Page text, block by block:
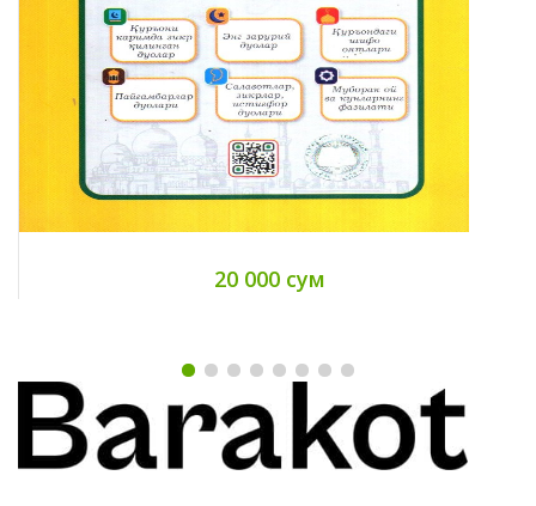
20 000 сум